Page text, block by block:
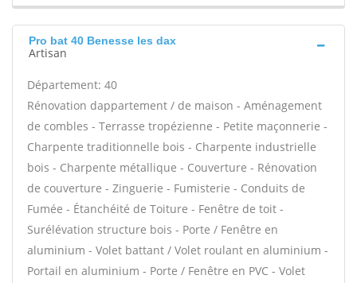
Pro bat 40 Benesse les dax
Artisan
Département: 40
Rénovation dappartement / de maison - Aménagement
de combles - Terrasse tropézienne - Petite maçonnerie -
Charpente traditionnelle bois - Charpente industrielle
bois - Charpente métallique - Couverture - Rénovation
de couverture - Zinguerie - Fumisterie - Conduits de
Fumée - Étanchéité de Toiture - Fenêtre de toit -
Surélévation structure bois - Porte / Fenêtre en
aluminium - Volet battant / Volet roulant en aluminium -
Portail en aluminium - Porte / Fenêtre en PVC - Volet